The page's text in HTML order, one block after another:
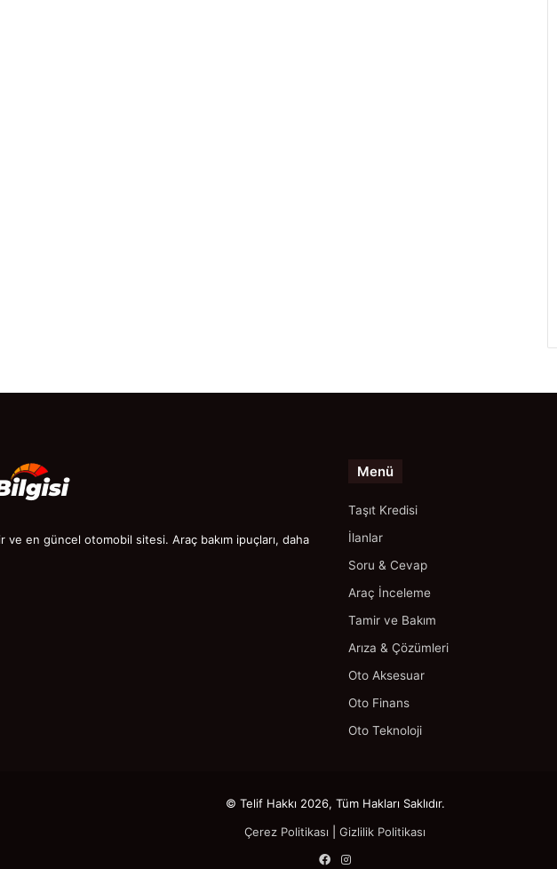
ve en güncel otomobil sitesi. Araç bakım ipuçları, daha
Menü
Taşıt Kredisi
İlanlar
Soru & Cevap
Araç İnceleme
Tamir ve Bakım
Arıza & Çözümleri
Oto Aksesuar
Oto Finans
Oto Teknoloji
© Telif Hakkı 2026, Tüm Hakları Saklıdır.
Çerez Politikası
Gizlilik Politikası